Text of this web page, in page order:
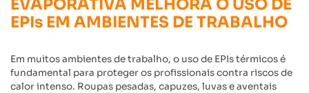
EVAPORATIVA MELHORA O USO DE
EPIs EM AMBIENTES DE TRABALHO
Em muitos ambientes de trabalho, o uso de EPIs térmicos é
fundamental para proteger os profissionais contra riscos de
calor intenso. Roupas pesadas, capuzes, luvas e aventais